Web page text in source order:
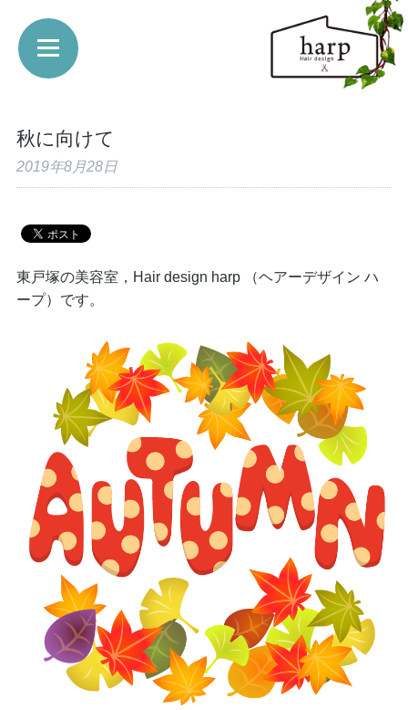
秋に向けて
2019年8月28日
東戸塚の美容室，Hair design harp （ヘアーデザイン ハ
ープ）です。